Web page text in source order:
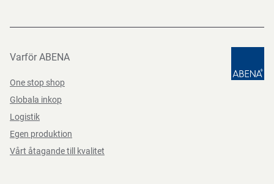
sidor, ger högt mekaniskt skydd och absorberar 100 % av
Teststandarder
EN
166:2002
EN
170:2003
Märkningar CE, CAT II
Färg
Funktioner
Storlek
Varför ABENA
One stop shop
Globala inkop
Logistik
Egen produktion
Vårt åtagande till kvalitet